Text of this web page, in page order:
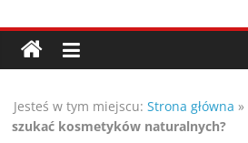
do
treści
Porady,
wskazówki
Jesteś w tym miejscu: Strona główna »
szukać kosmetyków naturalnych?